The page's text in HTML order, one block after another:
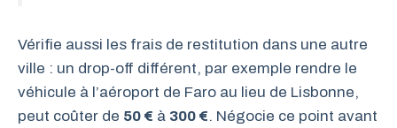
Vérifie aussi les frais de restitution dans une autre
ville : un drop-off différent, par exemple rendre le
véhicule à l’aéroport de Faro au lieu de Lisbonne,
peut coûter de 50 € à 300 €. Négocie ce point avant